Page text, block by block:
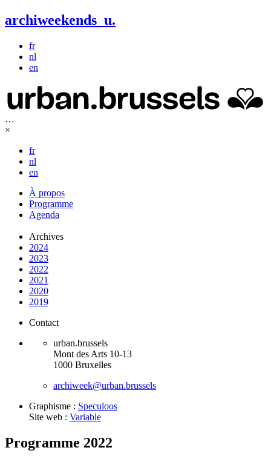
archiweekends u.
fr
nl
en
…
×
fr
nl
en
À propos
Programme
Agenda
Archives
2024
2023
2022
2021
2020
2019
Contact
urban.brussels
Mont des Arts 10-13
1000 Bruxelles
archiweek@urban.brussels
Graphisme : Speculoos
Site web : Variable
Programme 2022